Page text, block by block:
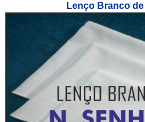
Lenço Branco